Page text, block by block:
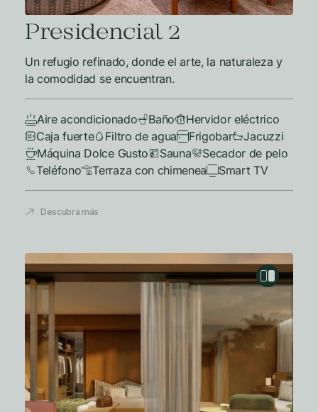
Presidencial 2
Un refugio refinado, donde el arte, la naturaleza y
la comodidad se encuentran.
Aire acondicionado Baño
Hervidor eléctrico
Caja fuerte
Filtro de agua Frigobar
Jacuzzi
Máquina Dolce Gusto
Sauna
Secador de pelo
Teléfono
Terraza con chimenea Smart TV
Descubra más